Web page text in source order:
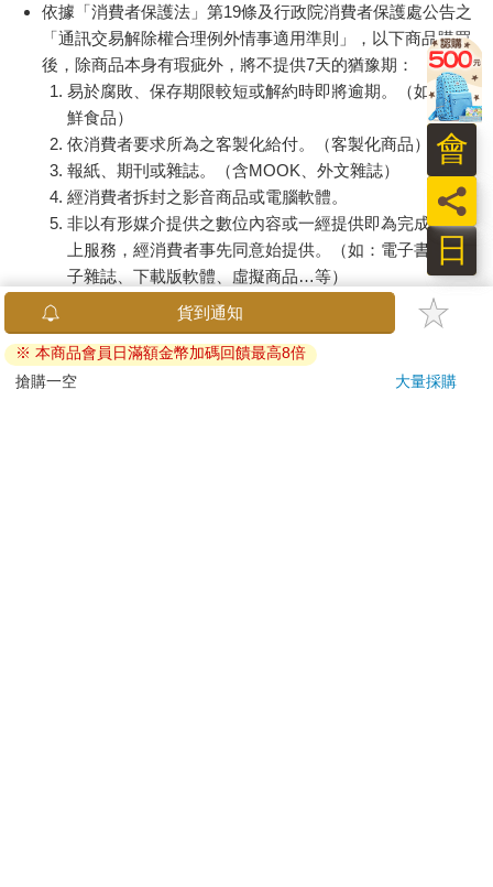
依據「消費者保護法」第19條及行政院消費者保護處公告之
「通訊交易解除權合理例外情事適用準則」，以下商品購買
後，除商品本身有瑕疵外，將不提供7天的猶豫期：
易於腐敗、保存期限較短或解約時即將逾期。（如：生
鮮食品）
依消費者要求所為之客製化給付。（客製化商品）
報紙、期刊或雜誌。（含MOOK、外文雜誌）
經消費者拆封之影音商品或電腦軟體。
非以有形媒介提供之數位內容或一經提供即為完成之線
上服務，經消費者事先同意始提供。（如：電子書、電
子雜誌、下載版軟體、虛擬商品…等）
已拆封之個人衛生用品。（如：內衣褲、刮鬍刀、除毛
若非上列種類商品，均享有到貨7天的猶豫期（含例假
日）。
日
員
會